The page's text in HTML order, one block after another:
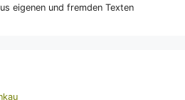
eigenen und fremden Texten